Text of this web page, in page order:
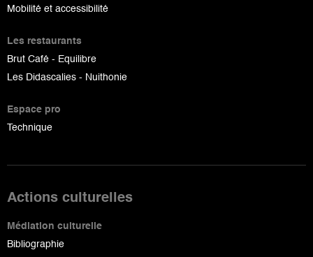
Mobilité et accessibilité
Les restaurants
Brut Café - Equilibre
Les Didascalies - Nuithonie
Espace pro
Technique
Actions culturelles
Médiation culturelle
Bibliographie